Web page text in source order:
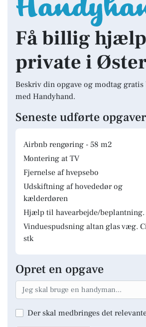
Få billig
private i
Beskriv din opgave og modtag
med Handyhand.
Seneste udførte opgaver
Airbnb rengøring - 58 m2
Montering at TV
Fjernelse af hvepsebo
Udskiftning af hovededør og
kælderdøren
Hjælp til havearbejde/beplantning.
Vinduespudsning altan glas væg.
stk
Opret en opgave
Der skal medbringes det